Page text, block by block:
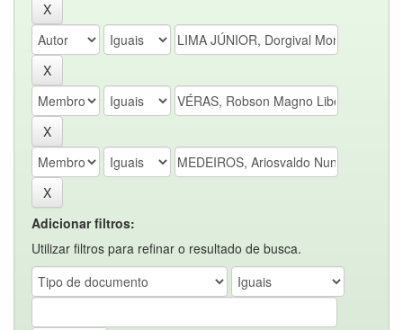
Adicionar filtros:
Utilizar filtros para refinar o resultado de busca.